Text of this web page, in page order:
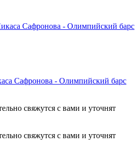
Сафронова - Олимпийский барс
свяжутся с вами и уточнят
свяжутся с вами и уточнят